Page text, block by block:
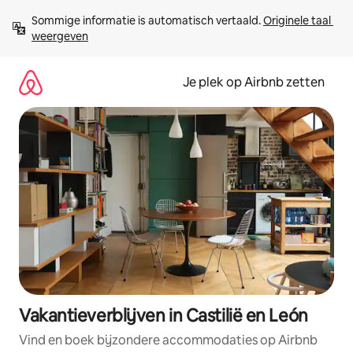
direct
naar
Sommige informatie is automatisch vertaald. Originele taal
weergeven
Je plek op Airbnb zetten
Vakantieverblijven in Castilië en León
Vind en boek bijzondere accommodaties op Airbnb